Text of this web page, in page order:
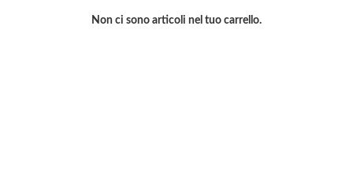
Non ci sono articoli nel tuo carrello.